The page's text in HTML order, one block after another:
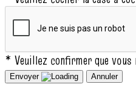
* Veuillez confirmer que
Envoyer Annuler